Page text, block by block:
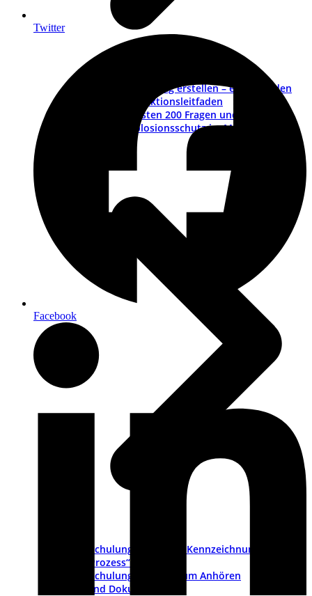
Betriebsanleitung erstellen – ein Leitfaden
Muster-Redaktionsleitfaden
Die wichtigsten 200 Fragen und Antworten
ATEX – Explosionsschutz im Maschinenbau
Schulungsvideo „CE-Kennzeichnung als
Prozess“
Schulungs-Pakete zum Anhören
PDFs und Dokumente
Twitter
Facebook